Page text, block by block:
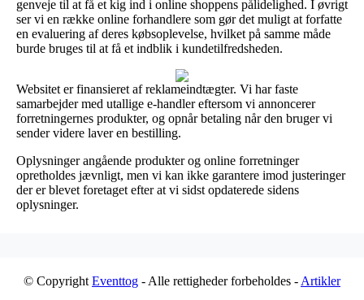
genveje til at få et kig ind i online shoppens pålidelighed. I øvrigt
ser vi en række online forhandlere som gør det muligt at forfatte
en evaluering af deres købsoplevelse, hvilket på samme måde
burde bruges til at få et indblik i kundetilfredsheden.
Websitet er finansieret af reklameindtægter. Vi har faste
samarbejder med utallige e-handler eftersom vi annoncerer
forretningernes produkter, og opnår betaling når den bruger vi
sender videre laver en bestilling.
Oplysninger angående produkter og online forretninger
opretholdes jævnligt, men vi kan ikke garantere imod justeringer
der er blevet foretaget efter at vi sidst opdaterede sidens
oplysninger.
© Copyright Eventtog - Alle rettigheder forbeholdes - Artikler